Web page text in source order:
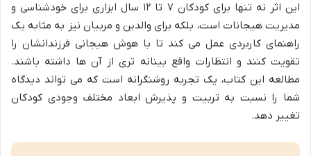
این اثر نه تنها برای کودکان ۷ تا ۱۲ سال ابزاری برای خودشناسی و
مدیریت هیجانات است، بلکه برای والدین و مربیان نیز به مثابه یک
راهنمای کاربردی عمل می کند تا با هوش هیجانی فرزندانشان را
تقویت کنند و انتظارات واقع بینانه تری از آن ها داشته باشند.
مطالعه این کتاب، یک تجربه روشنگرانه است که می تواند دیدگاه
شما را نسبت به تربیت و پذیرش ابعاد مختلف وجودی کودکان
تغییر دهد.